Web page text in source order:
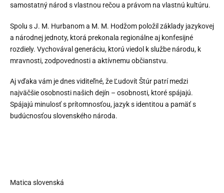
samostatný národ s vlastnou rečou a právom na vlastnú kultúru.
Spolu s J. M. Hurbanom a M. M. Hodžom položil základy jazykovej
a národnej jednoty, ktorá prekonala regionálne aj konfesijné
rozdiely. Vychovával generáciu, ktorú viedol k službe národu, k
mravnosti, zodpovednosti a aktívnemu občianstvu.
Aj vďaka vám je dnes viditeľné, že Ľudovít Štúr patrí medzi
najväčšie osobnosti našich dejín – osobnosti, ktoré spájajú.
Spájajú minulosť s prítomnosťou, jazyk s identitou a pamäť s
budúcnosťou slovenského národa.
Matica slovenská